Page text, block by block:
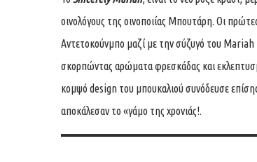
οινολόγους της οινοποιίας Mπουτάρη. Οι
Αντετοκούνμπο μαζί με την σύζυγό του Mariah
σκορπώντας αρώματα φρεσκάδας και
κομψό design του μπουκαλιού συνόδευσε
αποκάλεσαν το «γάμο της χρονιάς!.